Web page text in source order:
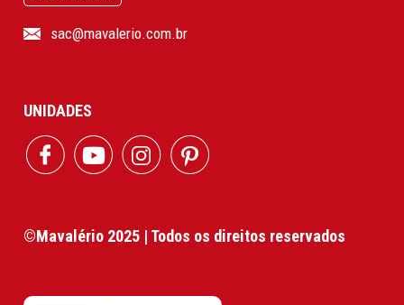
sac@mavalerio.com.br
UNIDADES
©Mavalério 2025 | Todos os direitos reservados